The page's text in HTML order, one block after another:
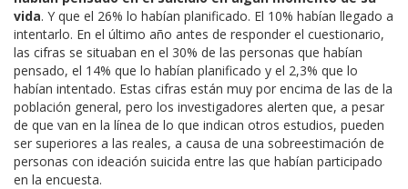
vida. Y que el 26% lo habían planificado. El 10% habían llegado a
intentarlo. En el último año antes de responder el cuestionario,
las cifras se situaban en el 30% de las personas que habían
pensado, el 14% que lo habían planificado y el 2,3% que lo
habían intentado. Estas cifras están muy por encima de las de la
población general, pero los investigadores alerten que, a pesar
de que van en la línea de lo que indican otros estudios, pueden
ser superiores a las reales, a causa de una sobreestimación de
personas con ideación suicida entre las que habían participado
en la encuesta.